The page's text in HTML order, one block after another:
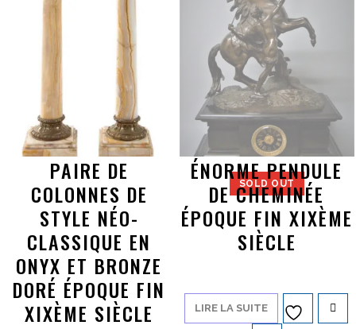
PAIRE DE
COLONNES DE
STYLE NÉO-
CLASSIQUE EN
ONYX ET BRONZE
DORÉ ÉPOQUE FIN
XIXÈME SIÈCLE
SOLD OUT
ÉNORME PENDULE
DE CHEMINÉE
ÉPOQUE FIN XIXÈME
SIÈCLE
LIRE LA SUITE